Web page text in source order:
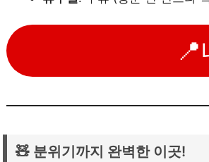
🧸 분위기까지 완벽한 이곳!